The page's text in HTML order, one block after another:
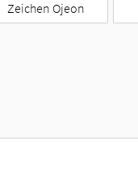
Zeichen Ojeon